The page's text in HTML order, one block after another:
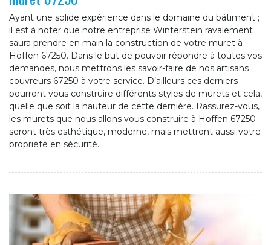
Ayant une solide expérience dans le domaine du bâtiment ;
il est à noter que notre entreprise Winterstein ravalement
saura prendre en main la construction de votre muret à
Hoffen 67250. Dans le but de pouvoir répondre à toutes vos
demandes, nous mettrons les savoir-faire de nos artisans
couvreurs 67250 à votre service. D’ailleurs ces derniers
pourront vous construire différents styles de murets et cela,
quelle que soit la hauteur de cette dernière. Rassurez-vous,
les murets que nous allons vous construire à Hoffen 67250
seront très esthétique, moderne, mais mettront aussi votre
propriété en sécurité.